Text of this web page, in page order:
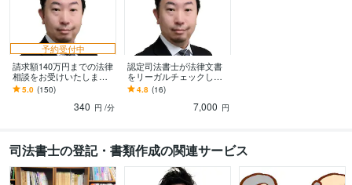
予約受付中
請求額140万円までの法律
相談をお受けいたします
元裁判所書記官の認定司
法書士です。法律相談は
お任せください！
5.0 (150)
340 円 /分
認定司法書士が法律文書
をリーガルチェックしま
す あなたが作った法律文
書をチェック・添削・ア
ドバイスいたします
4.8 (16)
7,000 円
司法書士の登記・書類作成の関連サービス